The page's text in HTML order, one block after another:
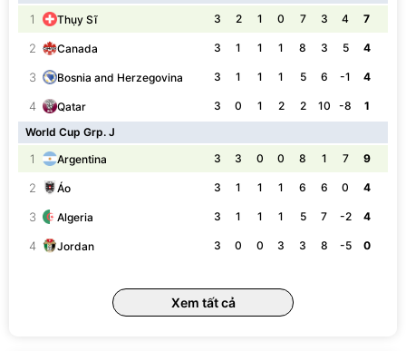
1 Thụy Sĩ 3 2 1 0 7 3 4 7
2 Canada 3 1 1 1 8 3 5 4
3 Bosnia and Herzegovina 3 1 1 1 5 6 -1 4
4 Qatar 3 0 1 2 2 10 -8
1
World Cup Grp. J
1 Argentina 3 3 0 0 8 1 7 9
2 Áo 3 1 1 1 6 6 0 4
3 Algeria 3 1 1 1 5 7 -2 4
4 Jordan 3 0 0 3 3 8 -5 0
Xem tất cả